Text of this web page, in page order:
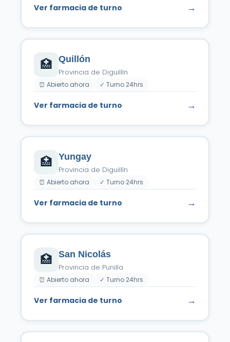
Ver farmacia de turno →
🏥 Quillón
Provincia de Diguillín
⏰ Abierto ahora ✓ Turno 24hrs
Ver farmacia de turno →
🏥 Yungay
Provincia de Diguillín
⏰ Abierto ahora ✓ Turno 24hrs
Ver farmacia de turno →
🏥 San Nicolás
Provincia de Punilla
⏰ Abierto ahora ✓ Turno 24hrs
Ver farmacia de turno →